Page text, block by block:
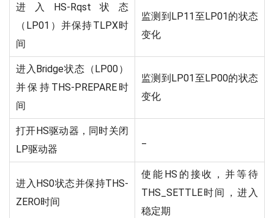
进入HS-Rqst状态
（LP01）并保持TLPX时
间
监测到LP11至LP01的状态
变化
进入Bridge状态（LP00）
并保持THS-PREPARE时
间
监测到LP01至LP00的状态
变化
打开HS驱动器，同时关闭
LP驱动器
进入HS0状态并保持THS-
ZERO时间
使能HS的接收，并等待
THS_SETTLE时间，进入
稳定期